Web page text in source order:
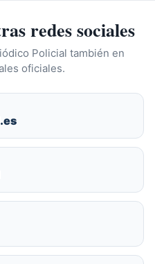
redes sociales
Policial también en
oficiales.